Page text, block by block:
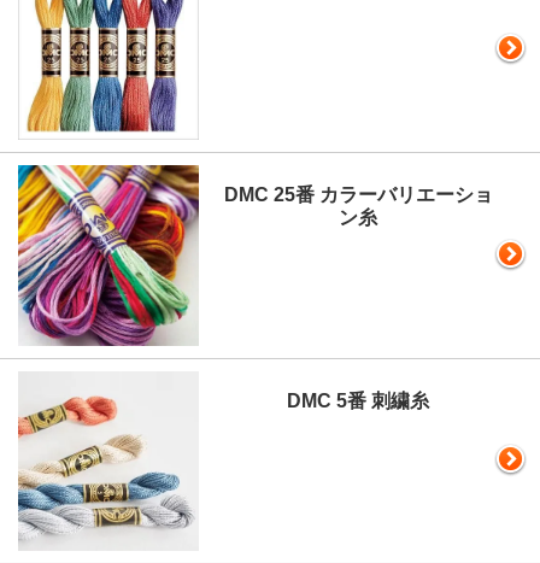
DMC 25番 カラーバリエーショ
ン糸
DMC 5番 刺繍糸